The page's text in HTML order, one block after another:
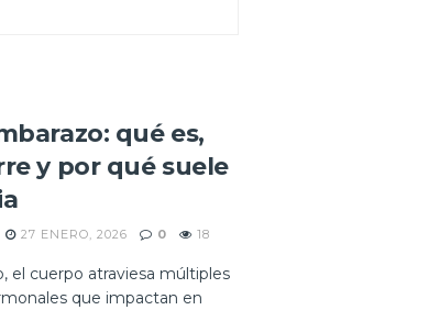
qué es,
y por qué suele
27 ENERO, 2026 0 18
el cuerpo atraviesa múltiples
que impactan en